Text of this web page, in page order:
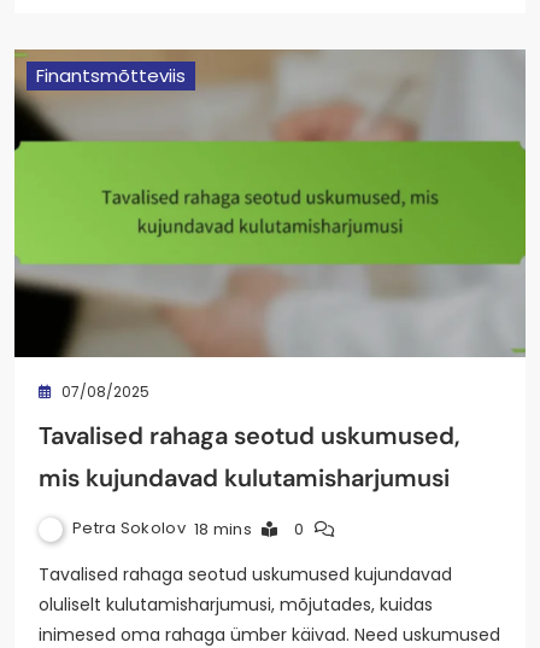
Finantsmõtteviis
07/08/2025
Tavalised rahaga seotud uskumused,
mis kujundavad kulutamisharjumusi
Petra Sokolov 18 mins 0
Tavalised rahaga seotud uskumused kujundavad
oluliselt kulutamisharjumusi, mõjutades, kuidas
inimesed oma rahaga ümber käivad. Need uskumused